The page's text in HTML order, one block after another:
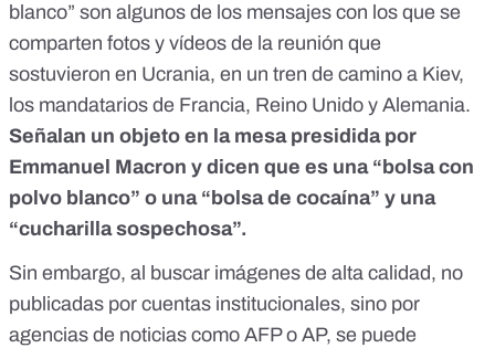
blanco” son algunos de los mensajes con los que se
comparten fotos y vídeos de la reunión que
sostuvieron en Ucrania, en un tren de camino a Kiev,
los mandatarios de Francia, Reino Unido y Alemania.
Señalan un objeto en la mesa presidida por
Emmanuel Macron y dicen que es una “bolsa con
polvo blanco” o una “bolsa de cocaína” y una
“cucharilla sospechosa”.
Sin embargo, al buscar imágenes de alta calidad, no
publicadas por cuentas institucionales, sino por
agencias de noticias como AFP o AP, se puede